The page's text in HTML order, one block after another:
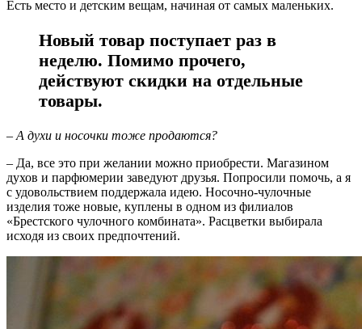
Есть место и детским вещам, начиная от самых маленьких.
Новый товар поступает раз в
неделю. Помимо прочего,
действуют скидки на отдельные
товары.
– А духи и носочки тоже продаются?
– Да, все это при желании можно приобрести. Магазином
духов и парфюмерии заведуют друзья. Попросили помочь, а я
с удовольствием поддержала идею. Носочно-чулочные
изделия тоже новые, куплены в одном из филиалов
«Брестского чулочного комбината». Расцветки выбирала
исходя из своих предпочтений.